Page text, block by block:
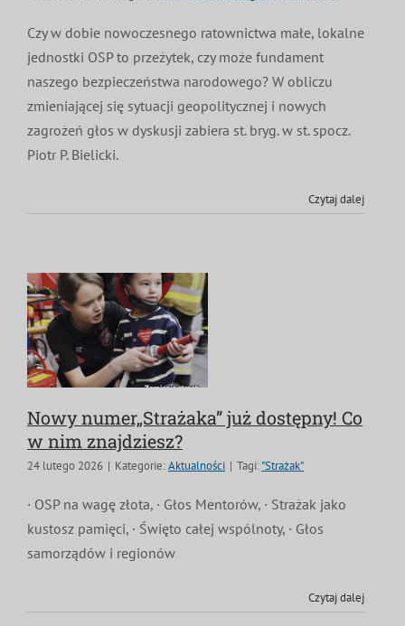
Czy w dobie nowoczesnego ratownictwa małe, lokalne
jednostki OSP to przeżytek, czy może fundament
naszego bezpieczeństwa narodowego? W obliczu
zmieniającej się sytuacji geopolitycznej i nowych
zagrożeń głos w dyskusji zabiera st. bryg. w st. spocz.
Piotr P. Bielicki.
Czytaj dalej
Nowy numer„Strażaka” już dostępny! Co
w nim znajdziesz?
24 lutego 2026 | Kategorie:Aktualności | Tagi:"Strażak"
· OSP na wagę złota, · Głos Mentorów, · Strażak jako
kustosz pamięci, · Święto całej wspólnoty, · Głos
samorządów i regionów
Czytaj dalej